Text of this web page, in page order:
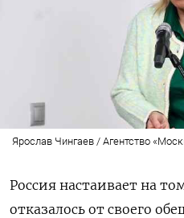
Ярослав Чингаев / Агентство
Россия настаивает на
отказалось от своего